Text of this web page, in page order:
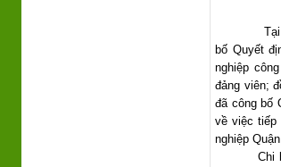
bố Quyết
nghiệp
đảng viên;
đã công bố
về việc tiếp
nghiệp
Chi